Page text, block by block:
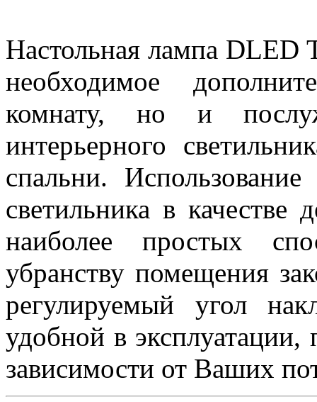
Настольная лампа DLED
необходимое
комнату, но и
интерьерного
спальни. Использование
светильника в качестве
наиболее простых
убранству помещения
регулируемый угол
удобной в эксплуатации,
зависимости от Ваших